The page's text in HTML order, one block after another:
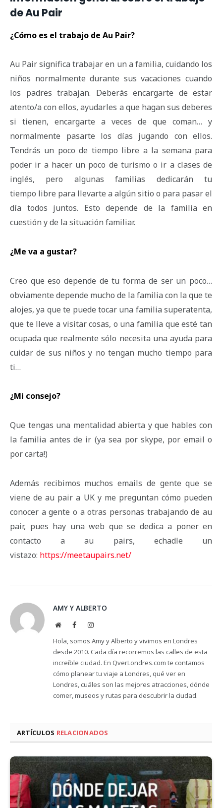
de Au Pair
¿Cómo es el trabajo de Au Pair?
Au Pair significa trabajar en un a familia, cuidando los
niños normalmente durante sus vacaciones cuando
los padres trabajan. Deberás encargarte de estar
atento/a con ellos, ayudarles a que hagan sus deberes
si tienen, encargarte a veces de que coman… y
normalmente pasarte los días jugando con ellos.
Tendrás un poco de tiempo libre a la semana para
poder ir a hacer un poco de turismo o ir a clases de
inglés, pero algunas familias dedicarán tu
tiempo libre para llevarte a algún sitio o para pasar el
día todos juntos. Esto depende de la familia en
cuestión y de la situación familiar.
¿Me va a gustar?
Creo que eso depende de tu forma de ser un poco…
obviamente depende mucho de la familia con la que te
alojes, ya que te puede tocar una familia superatenta,
que te lleve a visitar cosas, o una familia que esté tan
ocupada que realmente sólo necesita una ayuda para
cuidar de sus niños y no tengan mucho tiempo para
ti…
¿Mi consejo?
Que tengas una mentalidad abierta y que hables con
la familia antes de ir (ya sea por skype, por email o
por carta!)
Además recibimos muchos emails de gente que se
viene de au pair a UK y me preguntan cómo pueden
conocer a gente o a otras personas trabajando de au
pair, pues hay una web que se dedica a poner en
contacto a au pairs, echadle un
vistazo: https://meetaupairs.net/
AMY Y ALBERTO
WebsiteFacebookInstagram
Hola, somos Amy y Alberto y vivimos en Londres
desde 2010. Cada día recorremos las calles de esta
increíble ciudad. En QverLondres.com te contamos
cómo planear tu viaje a Londres, qué ver en
Londres, cuáles son las mejores atracciones, dónde
comer, museos y rutas para descubrir la ciudad.
ARTÍCULOS RELACIONADOS